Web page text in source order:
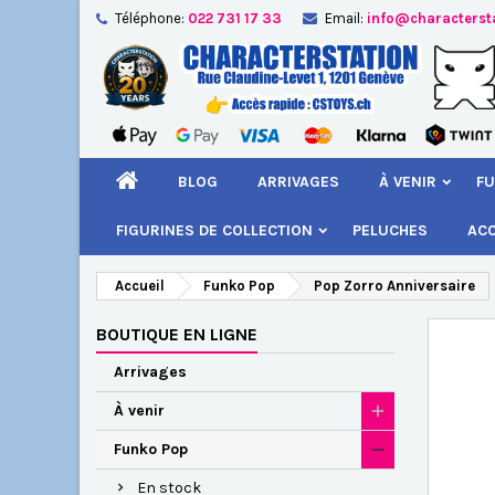
Téléphone: 022 731 17 33 Email:
BLOG ARRIVAGES À VENIR
FIGURINES DE COLLECTION PELUCHES
Accueil Funko Pop Pop Zorro Anniversaire
BOUTIQUE EN LIGNE
Arrivages
À venir
Funko Pop
En stock